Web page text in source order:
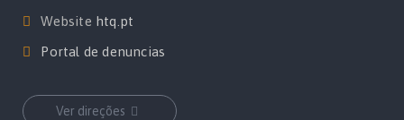
Website htq.pt
Portal de denuncias
Ver direções